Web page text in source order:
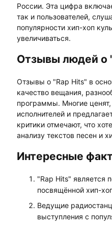
России. Эта цифра
так и пользователей,
популярности хип-хоп
увеличиваться.
Отзывы людей о
Отзывы о "Rap Hits" в
качество вещания,
программы. Многие
исполнителей и
критики отмечают, что
анализу текстов песен и
Интересные
"Rap Hits" является
посвящённой хип-
Ведущие
выступления с